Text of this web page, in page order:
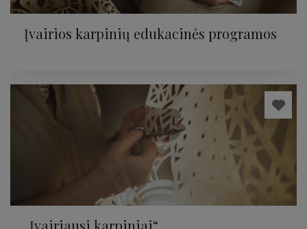
Įvairios karpinių edukacinės programos
„Įvairiausi karpiniai“